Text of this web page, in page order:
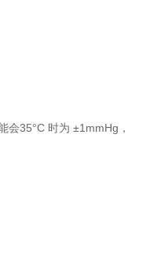
35°C 时为 ±1mmHg，